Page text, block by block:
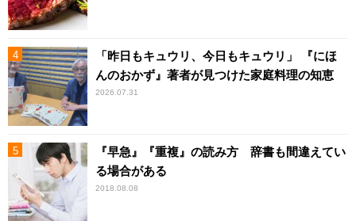
「昨日もキュウリ、今日もキュウリ」 『にほ
んのおかず』著者が見つけた家庭料理の知恵
2026.07.31
『早急』『重複』の読み方 辞書も間違えてい
る場合がある
2018.08.08